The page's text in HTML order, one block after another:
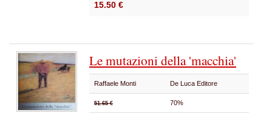
15.50 €
Le mutazioni della 'macchia'
Raffaele Monti De Luca Editore
51.65 € 70%